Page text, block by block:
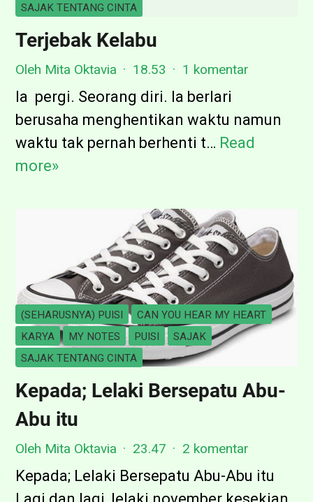
i
t
SAJAK TENTANG CINTA
Terjebak Kelabu
Oleh Mita Oktavia 18.53 1 komentar
Ia pergi. Seorang diri. Ia berlari
berusaha menghentikan waktu namun
waktu tak pernah berhenti t… Read
more»
T
a
k
K
e
a
b
u
(SEHARUSNYA) PUISI
CAN YOU HEAR MY HEART
KARYA
MY NOTES PUISI
SAJAK
SAJAK TENTANG CINTA
Kepada; Lelaki Bersepatu Abu-
Abu itu
Oleh Mita Oktavia 23.47 2 komentar
Kepada; Lelaki Bersepatu Abu-Abu itu